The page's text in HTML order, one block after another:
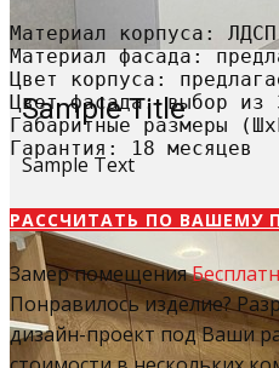
Sample Title
Sample Text
Материал корпуса:
Материал фасада:
Цвет корпуса:
Цвет фасада: выбор из
Габаритные размеры
Гарантия: 18 месяцев
РАССЧИТАТЬ​ ПО ВАШЕМУ
Замер помещения
Понравилось изделие?
дизайн-проект под Ваши